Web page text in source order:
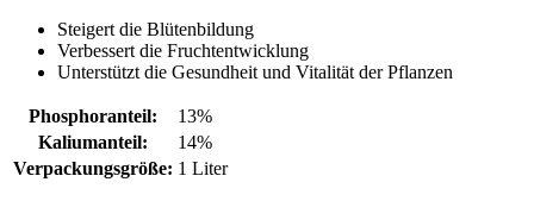
Steigert die Blütenbildung
Verbessert die Fruchtentwicklung
Unterstützt die Gesundheit und Vitalität der Pflanzen
Phosphoranteil:
13%
Kaliumanteil:
14%
Verpackungsgröße: 1 Liter